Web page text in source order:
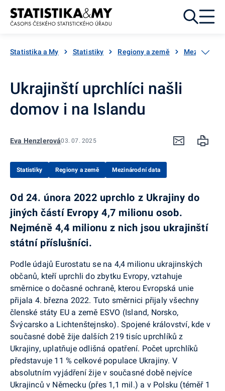
Přejít k obsahu
Statistika a My Statistiky Regiony a země
Ukrajinští uprchlíci našli
domov i na Islandu
Eva Henzlerová03. 07. 2025
Statistiky Regiony a země Mezinárodní data
Od 24. února 2022 uprchlo z Ukrajiny do
jiných částí Evropy 4,7 milionu osob.
Nejméně 4,4 milionu z nich jsou ukrajinští
státní příslušníci.
Podle údajů Eurostatu se na 4,4 milionu ukrajinských
občanů, kteří uprchli do zbytku Evropy, vztahuje
směrnice o dočasné ochraně, kterou Evropská unie
přijala 4. března 2022. Tuto směrnici přijaly všechny
členské státy EU a země ESVO (Island, Norsko,
Švýcarsko a Lichtenštejnsko). Spojené království, kde v
současné době žije dalších 219 tisíc uprchlíků z
Ukrajiny, uplatňuje odlišná opatření. Počet uprchlíků
představuje 11 % celkové populace Ukrajiny. V
absolutním vyjádření žije v současné době nejvíce
Ukrajinců v Německu (přes 1,1 mil.) a v Polsku (téměř 1